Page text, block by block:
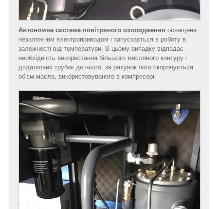
Автономна система повітряного охолодження оснащена
незалежним електроприводом і запускається в роботу в
залежності від температури. В цьому випадку відпадає
необхідність використання більшого масляного контуру і
додаткових трубок до нього, за рахунок чого скорочується
об'єм масла, використовуваного в компресорі.